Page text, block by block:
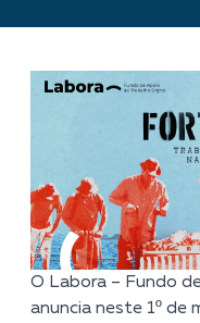
O Labora – Fundo
anuncia neste 1º de